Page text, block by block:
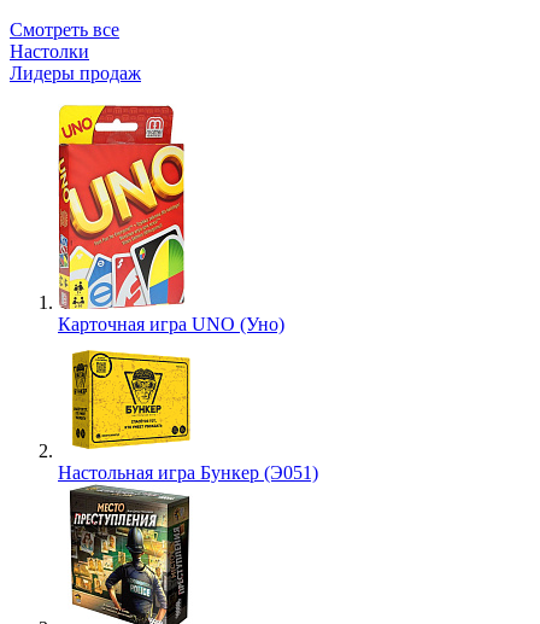
Смотреть все
Настолки
Лидеры продаж
Карточная игра UNO (Уно)
Настольная игра Бункер (Э051)